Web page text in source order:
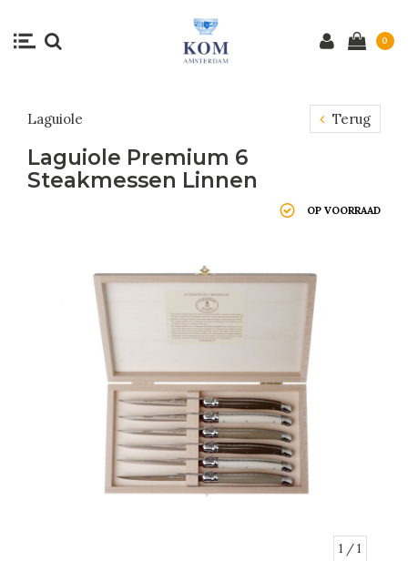
0
Laguiole Terug
Laguiole Premium 6
Steakmessen Linnen
OP VOORRAAD
1 / 1